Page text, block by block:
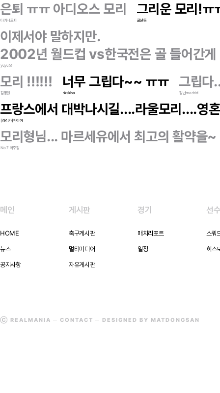
은퇴 ㅠㅠ 아디오스 모리
타키나르디
그리운 모리!ㅠ
로날동
이제서야 말하지만.
2002년 월드컵 vs한국전은 골 들어간게
yuyu⑭
모리 !!!!!!
김통닭
너무 그립다~~ ㅠㅠ
sksklsa
그립다
장난madrid
프랑스에서 대박나시길....라울모리....영
[라리가]파이어
모리형님... 마르세유에서 최고의 활약을~
No.7 라주장
메인
HOME
뉴스
공지사항
게시판
축구게시판
멀티미디어
자유게시판
경기
매치리포트
일정
선
스쿼
히스
Ⓒ REALMANIA ─ CONTACT ─ DESIGNED BY MATDONGSAN